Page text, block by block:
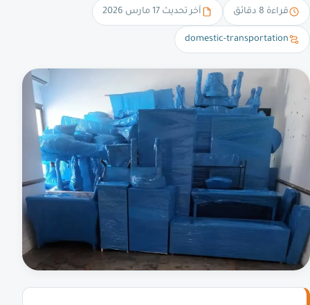
قراءة 8 دقائق آخر تحديث 17 مارس 2026
domestic-transportation